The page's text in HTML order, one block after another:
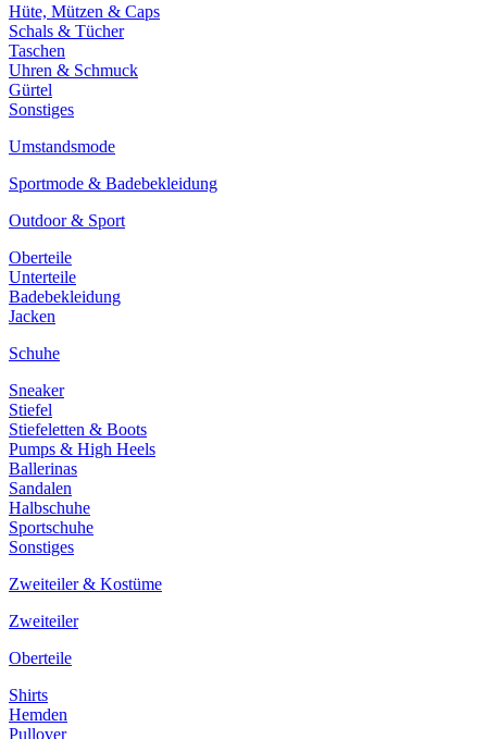
Hüte, Mützen & Caps
Schals & Tücher
Taschen
Uhren & Schmuck
Gürtel
Sonstiges
Umstandsmode
Sportmode & Badebekleidung
Outdoor & Sport
Oberteile
Unterteile
Badebekleidung
Jacken
Schuhe
Sneaker
Stiefel
Stiefeletten & Boots
Pumps & High Heels
Ballerinas
Sandalen
Halbschuhe
Sportschuhe
Sonstiges
Zweiteiler & Kostüme
Zweiteiler
Oberteile
Shirts
Hemden
Pullover